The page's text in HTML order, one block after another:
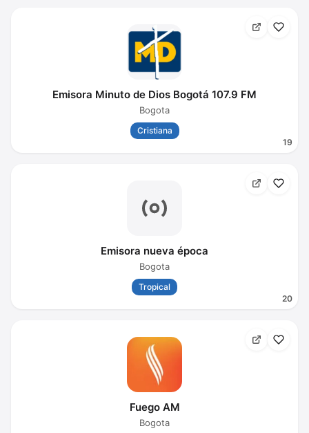
19
Emisora Minuto de Dios Bogotá 107.9 FM
Bogota
Cristiana
20
Emisora nueva época
Bogota
Tropical
Fuego AM
Bogota